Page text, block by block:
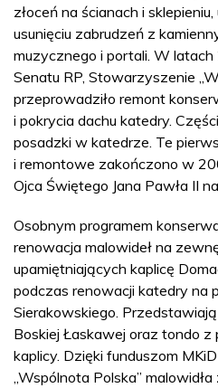
złoceń na ścianach i
usunięciu zabrudzeń z
muzycznego i portali. W
Senatu RP, Stowarzyszenie
przeprowadziło remont
i pokrycia dachu katedry.
posadzki w katedrze. Te
i remontowe zakończono w
Ojca Świętego Jana Pawła II
Osobnym programem
renowacja malowideł na
upamiętniających kaplicę
podczas renowacji katedry na
Sierakowskiego.
Boskiej Łaskawej oraz tondo
kaplicy. Dzięki funduszom
„Wspólnota Polska”